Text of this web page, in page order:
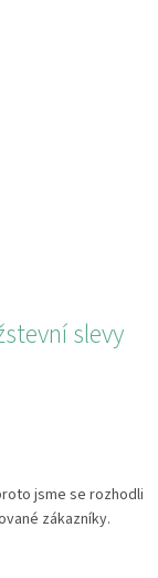
slevy
jsme se rozhodli
zákazníky.